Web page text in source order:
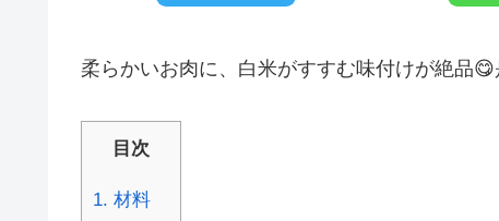
柔らかいお肉に、白米がすすむ味付けが絶品
目次
1. 材料